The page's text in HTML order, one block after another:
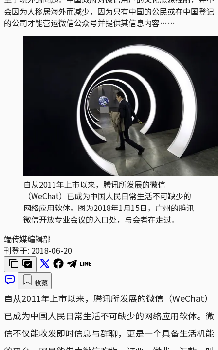
会因为人移居海外而减少，因为只有中国的公民或在中国登记
的公司才能营运微信公众号并提供其信息内容……
自从2011年上市以来，腾讯所发展的微信
（WeChat）已成为中国人民日常生活不可缺少的
网络应用软体。图为2018年1月15日，广州的腾讯
微信开放专业会议的入口处，与会者在走过。
端传媒编辑部
刊登于: 2018-06-20
收藏
自从2011年上市以来，腾讯所发展的微信（WeChat）
已成为中国人民日常生活不可缺少的网络应用软体。微
信不仅能收发即时信息与群聊，更是一个具备生活机能